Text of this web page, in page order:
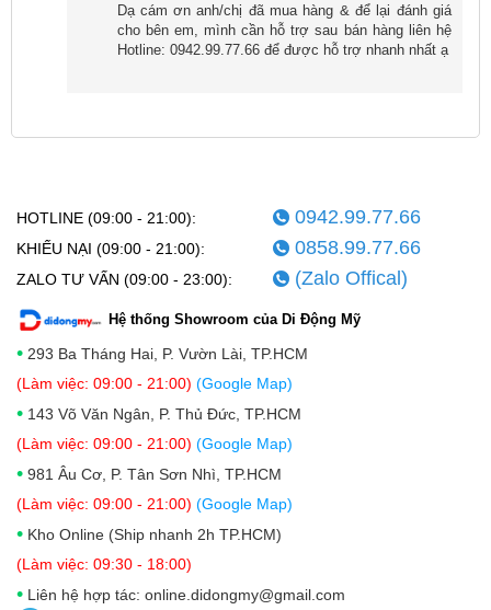
Dạ cám ơn anh/chị đã mua hàng & để lại đánh giá
cho bên em, mình cần hỗ trợ sau bán hàng liên hệ
Hotline: 0942.99.77.66 để được hỗ trợ nhanh nhất ạ
HOTLINE (09:00 - 21:00): 0942.99.77.66
KHIẾU NẠI (09:00 - 21:00): 0858.99.77.66
ZALO TƯ VẤN (09:00 - 23:00): (Zalo Offical)
Hệ thống Showroom của Di Động Mỹ
• 293 Ba Tháng Hai, P. Vườn Lài, TP.HCM
(Làm việc: 09:00 - 21:00) (Google Map)
• 143 Võ Văn Ngân, P. Thủ Đức, TP.HCM
(Làm việc: 09:00 - 21:00) (Google Map)
• 981 Âu Cơ, P. Tân Sơn Nhì, TP.HCM
(Làm việc: 09:00 - 21:00) (Google Map)
• Kho Online (Ship nhanh 2h TP.HCM)
(Làm việc: 09:30 - 18:00)
• Liên hệ hợp tác: online.didongmy@gmail.com